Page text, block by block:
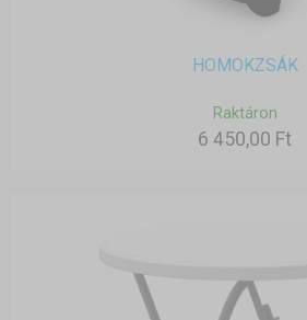
HOMOKZSÁK
Raktáron
6 450,00 Ft